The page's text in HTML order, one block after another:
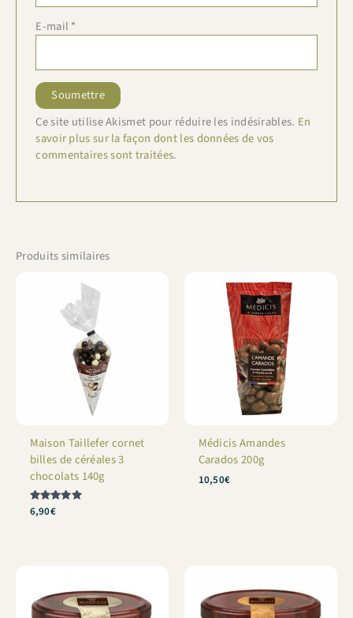
E-mail *
Ce site utilise Akismet pour réduire les indésirables. En
savoir plus sur la façon dont les données de vos
commentaires sont traitées.
Produits similaires
Maison Taillefer cornet
billes de céréales 3
chocolats 140g
Note
5
6,90€
Médicis Amandes
Carados 200g
10,50€